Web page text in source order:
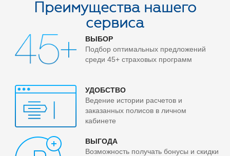
Преимущества нашего
сервиса
ВЫБОР
Подбор оптимальных предложений
среди 45+ страховых программ
УДОБСТВО
Ведение истории расчетов и
заказанных полисов в личном
кабинете
ВЫГОДА
Возможность получать бонусы и скидки